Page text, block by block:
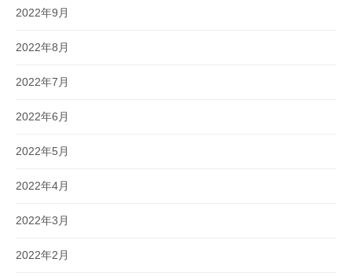
2022年9月
2022年8月
2022年7月
2022年6月
2022年5月
2022年4月
2022年3月
2022年2月